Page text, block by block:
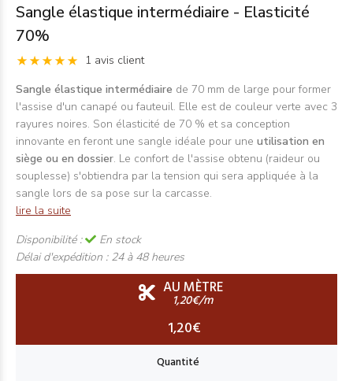
Sangle élastique intermédiaire - Elasticité
70%
1 avis client
Sangle élastique intermédiaire de 70 mm de large pour former
l'assise d'un canapé ou fauteuil. Elle est de couleur verte avec 3
rayures noires. Son élasticité de 70 % et sa conception
innovante en feront une sangle idéale pour une utilisation en
siège ou en dossier. Le confort de l'assise obtenu (raideur ou
souplesse) s'obtiendra par la tension qui sera appliquée à la
sangle lors de sa pose sur la carcasse.
lire la suite
Disponibilité :
En stock
Délai d'expédition : 24 à 48 heures
AU MÈTRE
1,20€/m
1,20€